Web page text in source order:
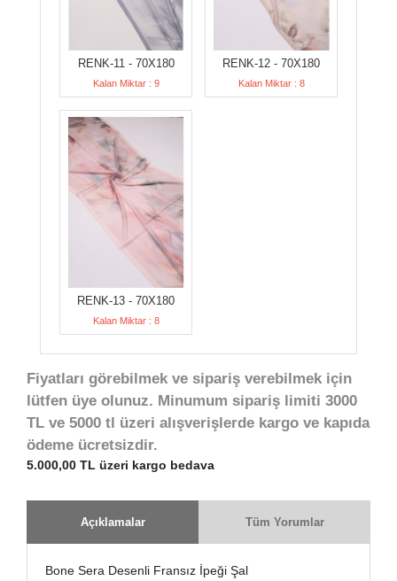
RENK-11 - 70X180
Kalan Miktar : 9
RENK-12 - 70X180
Kalan Miktar : 8
RENK-13 - 70X180
Kalan Miktar : 8
Fiyatları görebilmek ve sipariş verebilmek için
lütfen üye olunuz. Minumum sipariş limiti 3000
TL ve 5000 tl üzeri alışverişlerde kargo ve kapıda
ödeme ücretsizdir.
5.000,00 TL üzeri kargo bedava
Açıklamalar Tüm Yorumlar
Bone Sera Desenli Fransız İpeği Şal